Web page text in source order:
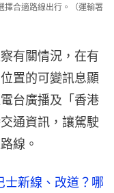
擇合適路線出行。（運輸署
有關情況，在有
置的可變訊息顯
台廣播及「香港
通資訊，讓駕駛
線️。
士新線、改道？哪